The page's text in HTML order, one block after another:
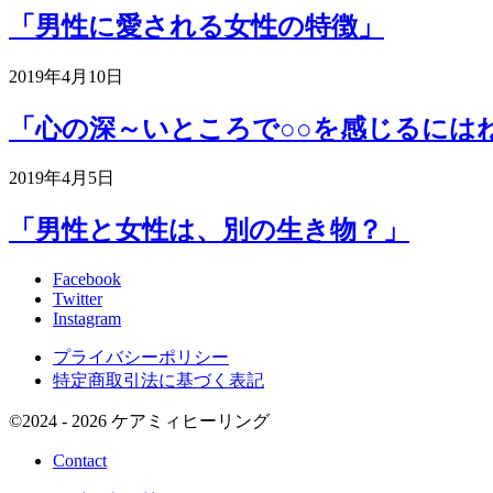
「男性に愛される女性の特徴」
2019年4月10日
「心の深～いところで○○を感じるに
2019年4月5日
「男性と女性は、別の生き物？」
Facebook
Twitter
Instagram
プライバシーポリシー
特定商取引法に基づく表記
©2024 - 2026 ケアミィヒーリング
Contact